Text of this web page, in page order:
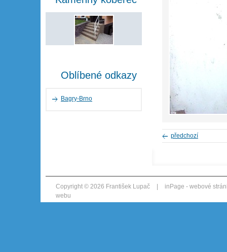
předchozí
Oblíbené odkazy
Bagry-Brno
Copyright © 2026 František Lupač | inPage - webové
webu